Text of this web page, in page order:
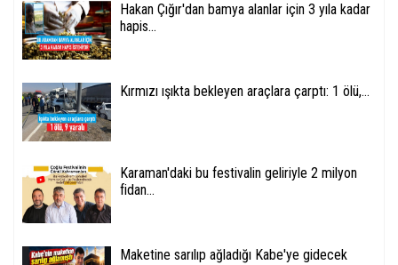
Hakan Çığır'dan bamya alanlar için 3 yıla kadar
hapis...
Kırmızı ışıkta bekleyen araçlara çarptı: 1 ölü,...
Karaman'daki bu festivalin geliriyle 2 milyon
fidan...
Maketine sarılıp ağladığı Kabe'ye gidecek